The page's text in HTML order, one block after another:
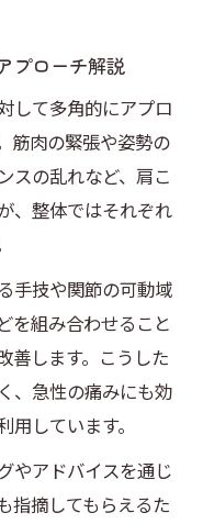
プローチ解説
して多角的にアプロ
筋肉の緊張や姿勢の
スの乱れなど、肩こ
、整体ではそれぞれ
手技や関節の可動域
を組み合わせること
善します。こうした
、急性の痛みにも効
しています。
やアドバイスを通じ
指摘してもらえるた